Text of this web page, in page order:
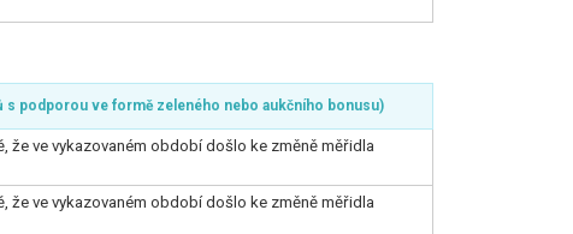
s podporou ve formě zeleného nebo aukčního bonusu)
že ve vykazovaném období došlo ke změně měřidla
že ve vykazovaném období došlo ke změně měřidla